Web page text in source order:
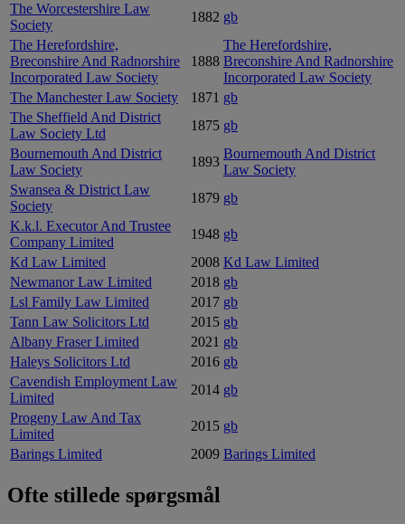
The Worcestershire Law
Society
1882 gb
The Herefordshire,
Breconshire And Radnorshire
Incorporated Law Society
1888
The Herefordshire,
Breconshire And Radnorshire
Incorporated Law Society
The Manchester Law Society
1871 gb
The Sheffield And District
Law Society Ltd
1875 gb
Bournemouth And District
Law Society
1893
Bournemouth And District
Law Society
Swansea & District Law
Society
1879 gb
K.k.l. Executor And Trustee
Company Limited
1948 gb
Kd Law Limited
2008 Kd Law Limited
Newmanor Law Limited
2018 gb
Lsl Family Law Limited
2017 gb
Tann Law Solicitors Ltd
2015 gb
Albany Fraser Limited
2021 gb
Haleys Solicitors Ltd
2016 gb
Cavendish Employment Law
Limited
2014 gb
Progeny Law And Tax
Limited
2015 gb
Barings Limited
2009 Barings Limited
Ofte stillede spørgsmål